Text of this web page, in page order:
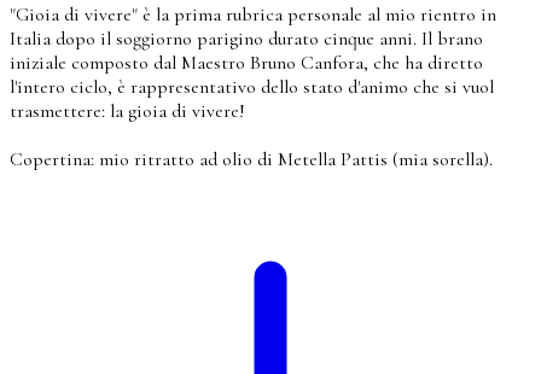
"Gioia di vivere" è la prima rubrica personale al mio rientro in
Italia dopo il soggiorno parigino durato cinque anni. Il brano
iniziale composto dal Maestro Bruno Canfora, che ha diretto
l'intero ciclo, è rappresentativo dello stato d'animo che si vuol
trasmettere: la gioia di vivere!
Copertina: mio ritratto ad olio di Metella Pattis (mia sorella).